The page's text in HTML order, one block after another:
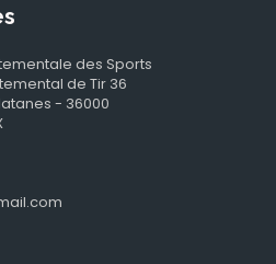
des Sports
de Tir 36
- 36000